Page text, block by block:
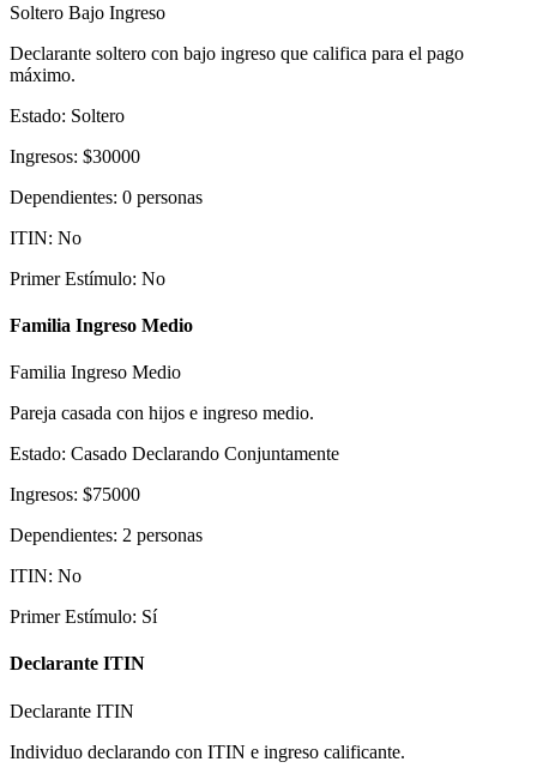
Soltero Bajo Ingreso
Declarante soltero con bajo ingreso que califica para el pago
máximo.
Estado: Soltero
Ingresos: $30000
Dependientes: 0 personas
ITIN: No
Primer Estímulo: No
Familia Ingreso Medio
Familia Ingreso Medio
Pareja casada con hijos e ingreso medio.
Estado: Casado Declarando Conjuntamente
Ingresos: $75000
Dependientes: 2 personas
ITIN: No
Primer Estímulo: Sí
Declarante ITIN
Declarante ITIN
Individuo declarando con ITIN e ingreso calificante.